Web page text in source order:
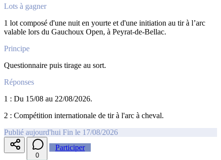
Lots à gagner
1 lot composé d'une nuit en yourte et d'une initiation au tir à l’arc
valable lors du Gauchoux Open, à Peyrat-de-Bellac.
Principe
Questionnaire puis tirage au sort.
Réponses
1 : Du 15/08 au 22/08/2026.
2 : Compétition internationale de tir à l'arc à cheval.
Publié aujourd'hui Fin le 17/08/2026
0
Participer